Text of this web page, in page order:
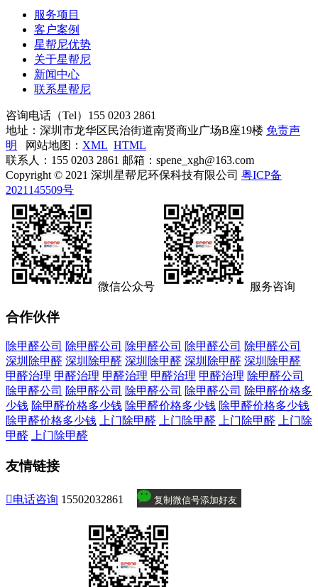
服务项目
客户案例
星帮尼优势
关于星帮尼
新闻中心
联系星帮尼
咨询电话（Tel） 155 0203 2861
地址：深圳市龙华区民治街道南贤商业广场B座19楼 免责声
明
网站地图： XML HTML
联系人：155 0203 2861 邮箱：spene_xgh@163.com
Copyright © 2021 深圳星帮尼环保科技有限公司 粤ICP备
2021145509号
微信公众号 服务咨询
合作伙伴
除甲醛公司 除甲醛公司 除甲醛公司 除甲醛公司 除甲醛公司
深圳除甲醛 深圳除甲醛 深圳除甲醛 深圳除甲醛 深圳除甲醛
甲醛治理 甲醛治理 甲醛治理 甲醛治理 甲醛治理 除甲醛公司
除甲醛公司 除甲醛公司 除甲醛公司 除甲醛公司 除甲醛价格多
少钱 除甲醛价格多少钱 除甲醛价格多少钱 除甲醛价格多少钱
除甲醛价格多少钱
上门除甲醛 上门除甲醛 上门除甲醛
上门除
甲醛
上门除甲醛
友情链接
电话咨询 15502032861 复制微信号添加好友